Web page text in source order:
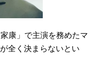
康」で主演を務めたマ
全く決まらないとい